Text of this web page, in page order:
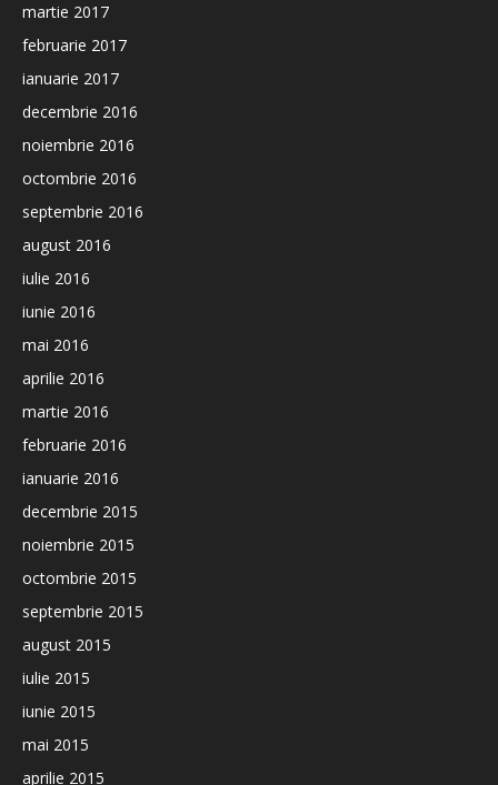
martie 2017
februarie 2017
ianuarie 2017
decembrie 2016
noiembrie 2016
octombrie 2016
septembrie 2016
august 2016
iulie 2016
iunie 2016
mai 2016
aprilie 2016
martie 2016
februarie 2016
ianuarie 2016
decembrie 2015
noiembrie 2015
octombrie 2015
septembrie 2015
august 2015
iulie 2015
iunie 2015
mai 2015
aprilie 2015